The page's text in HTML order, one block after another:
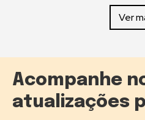
Ver
Acompanhe
atualizações